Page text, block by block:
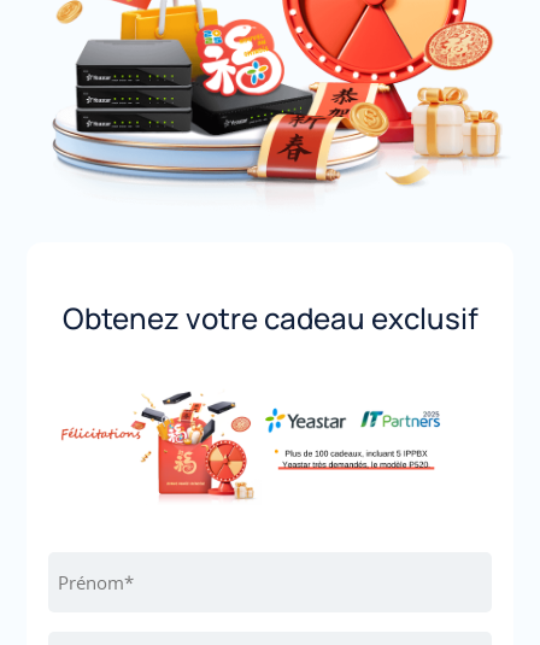
Obtenez votre cadeau exclusif